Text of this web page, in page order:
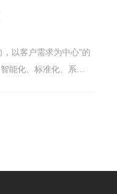
以客户需求为中心”的
能化、标准化、系列